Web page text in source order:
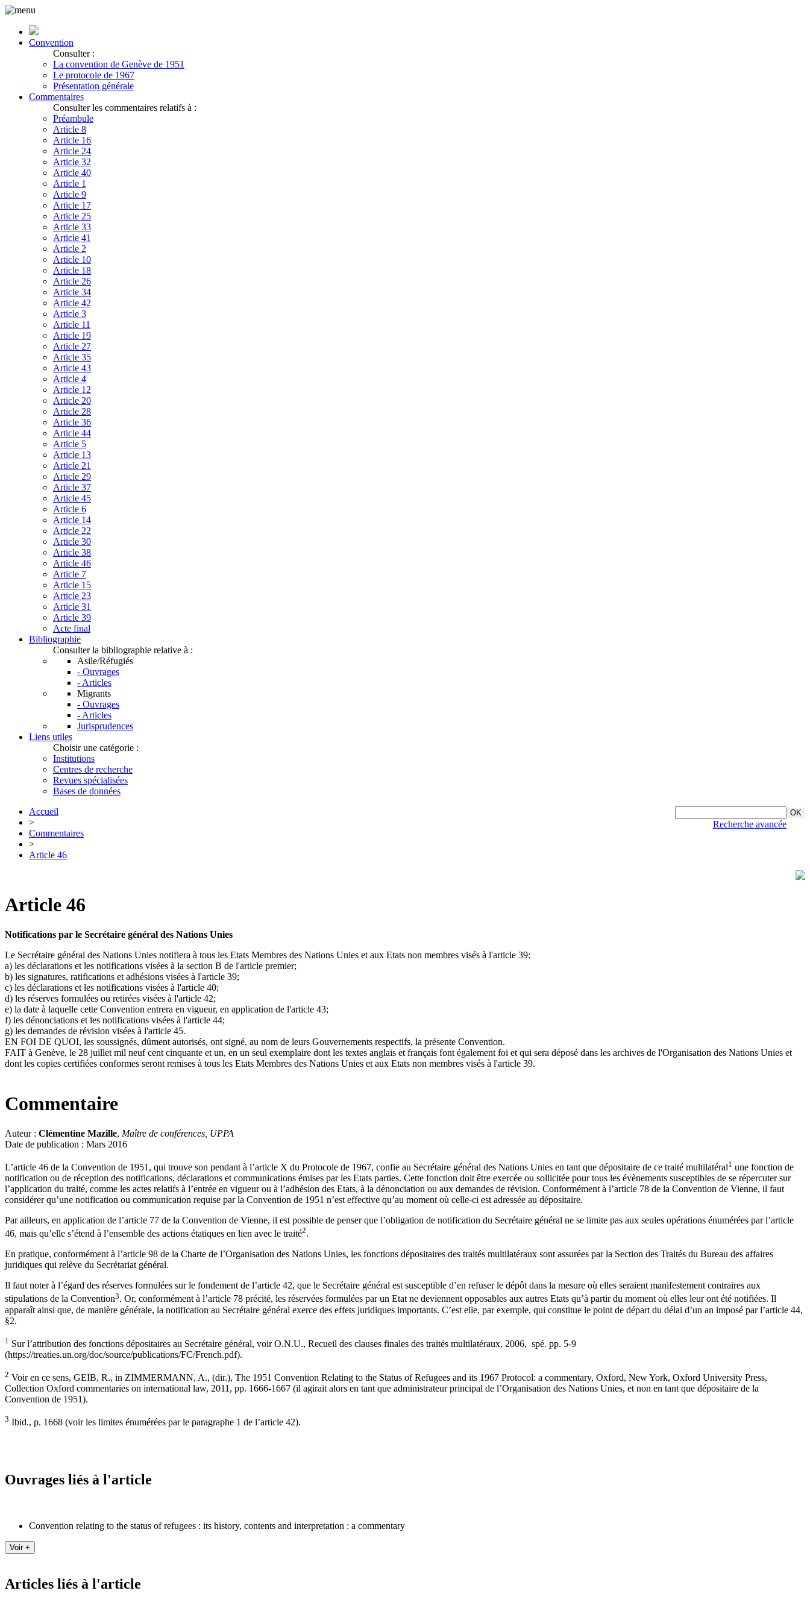
Convention
Consulter :
La convention de Genève de 1951
Le protocole de 1967
Présentation générale
Commentaires
Consulter les commentaires relatifs à :
Préambule
Article 8
Article 16
Article 24
Article 32
Article 40
Article 1
Article 9
Article 17
Article 25
Article 33
Article 41
Article 2
Article 10
Article 18
Article 26
Article 34
Article 42
Article 3
Article 11
Article 19
Article 27
Article 35
Article 43
Article 4
Article 12
Article 20
Article 28
Article 36
Article 44
Article 5
Article 13
Article 21
Article 29
Article 37
Article 45
Article 6
Article 14
Article 22
Article 30
Article 38
Article 46
Article 7
Article 15
Article 23
Article 31
Article 39
Acte final
Bibliographie
Consulter la bibliographie relative à :
Asile/Réfugiés
- Ouvrages
- Articles
Migrants
- Ouvrages
- Articles
Jurisprudences
Liens utiles
Choisir une catégorie :
Institutions
Centres de recherche
Revues spécialisées
Bases de données
Recherche avancée
Accueil
>
Commentaires
>
Article 46
Article 46
Notifications par le Secrétaire général des Nations Unies
Le Secrétaire général des Nations Unies notifiera à tous les Etats Membres des Nations Unies et aux Etats non membres visés à l'article 39:
a) les déclarations et les notifications visées à la section B de l'article premier;
b) les signatures, ratifications et adhésions visées à l'article 39;
c) les déclarations et les notifications visées à l'article 40;
d) les réserves formulées ou retirées visées à l'article 42;
e) la date à laquelle cette Convention entrera en vigueur, en application de l'article 43;
f) les dénonciations et les notifications visées à l'article 44;
g) les demandes de révision visées à l'article 45.
EN FOI DE QUOI, les soussignés, dûment autorisés, ont signé, au nom de leurs Gouvernements respectifs, la présente Convention.
FAIT à Genève, le 28 juillet mil neuf cent cinquante et un, en un seul exemplaire dont les textes anglais et français font également foi et qui sera déposé dans les archives de l'Organisation des Nations Unies et
dont les copies certifiées conformes seront remises à tous les Etats Membres des Nations Unies et aux Etats non membres visés à l'article 39.
Commentaire
Auteur : Clémentine Mazille, Maître de conférences, UPPA
Date de publication : Mars 2016
L’article 46 de la Convention de 1951, qui trouve son pendant à l’article X du Protocole de 1967, confie au Secrétaire général des Nations Unies en tant que dépositaire de ce traité multilatéral1 une fonction de
notification ou de réception des notifications, déclarations et communications émises par les Etats parties. Cette fonction doit être exercée ou sollicitée pour tous les évènements susceptibles de se répercuter sur
l’application du traité, comme les actes relatifs à l’entrée en vigueur ou à l’adhésion des Etats, à la dénonciation ou aux demandes de révision. Conformément à l’article 78 de la Convention de Vienne, il faut
considérer qu’une notification ou communication requise par la Convention de 1951 n’est effective qu’au moment où celle-ci est adressée au dépositaire.
Par ailleurs, en application de l’article 77 de la Convention de Vienne, il est possible de penser que l’obligation de notification du Secrétaire général ne se limite pas aux seules opérations énumérées par l’article
46, mais qu’elle s’étend à l’ensemble des actions étatiques en lien avec le traité2.
En pratique, conformément à l’article 98 de la Charte de l’Organisation des Nations Unies, les fonctions dépositaires des traités multilatéraux sont assurées par la Section des Traités du Bureau des affaires
juridiques qui relève du Secrétariat général.
Il faut noter à l’égard des réserves formulées sur le fondement de l’article 42, que le Secrétaire général est susceptible d’en refuser le dépôt dans la mesure où elles seraient manifestement contraires aux
stipulations de la Convention3. Or, conformément à l’article 78 précité, les réservées formulées par un Etat ne deviennent opposables aux autres Etats qu’à partir du moment où elles leur ont été notifiées. Il
apparaît ainsi que, de manière générale, la notification au Secrétaire général exerce des effets juridiques importants. C’est elle, par exemple, qui constitue le point de départ du délai d’un an imposé par l’article 44,
§2.
1 Sur l’attribution des fonctions dépositaires au Secrétaire général, voir O.N.U., Recueil des clauses finales des traités multilatéraux, 2006, spé. pp. 5-9
(https://treaties.un.org/doc/source/publications/FC/French.pdf).
2 Voir en ce sens, GEIB, R., in ZIMMERMANN, A., (dir.), The 1951 Convention Relating to the Status of Refugees and its 1967 Protocol: a commentary, Oxford, New York, Oxford University Press,
Collection Oxford commentaries on international law, 2011, pp. 1666-1667 (il agirait alors en tant que administrateur principal de l’Organisation des Nations Unies, et non en tant que dépositaire de la
Convention de 1951).
3 Ibid., p. 1668 (voir les limites énumérées par le paragraphe 1 de l’article 42).
Ouvrages liés à l'article
Convention relating to the status of refugees : its history, contents and interpretation : a commentary
Articles liés à l'article